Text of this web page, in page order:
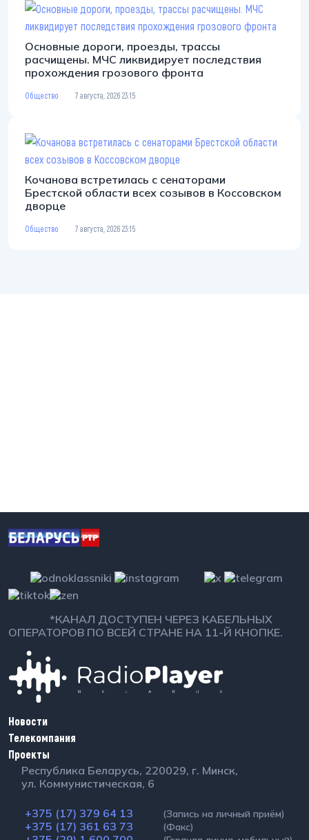
Основные дороги, проезды, трассы
расчищены. МЧС ликвидирует последствия
прохождения грозового фронта
Общество 7 августа, 2026 23:15
Кочанова встретилась с сенаторами
Брестской области всех созывов в Коссовском
дворце
Общество 7 августа, 2026 23:15
*КАНАЛ ДОСТУПЕН ЧЕРЕЗ КАБЕЛЬНЫХ
ОПЕРАТОРОВ ПО ВСЕЙ СТРАНЕ НА 11-Й КНОПКЕ.
Новости
Телекомпания
Проекты
Республика Беларусь, 220029, г. Минск,
ул. Коммунистическая, 6
+375 (17) 379 64 13 (Запись на личный приём)
+375 (17) 361 63 73 (Факс)